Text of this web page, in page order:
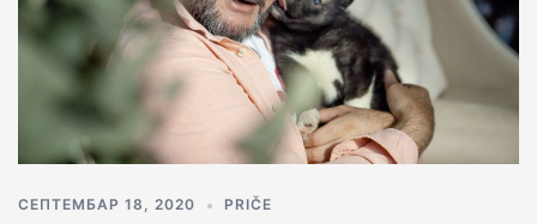
СЕПТЕМБАР 18, 2020 PRIČE